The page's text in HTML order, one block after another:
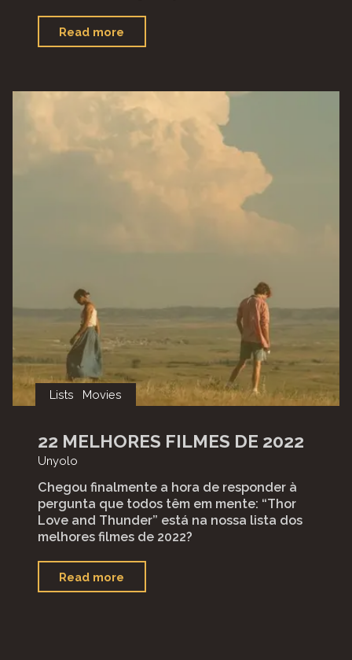
Read more
Lists Movies
22 MELHORES FILMES DE 2022
Unyolo
Chegou finalmente a hora de responder à
pergunta que todos têm em mente: “Thor
Love and Thunder” está na nossa lista dos
melhores filmes de 2022?
Read more